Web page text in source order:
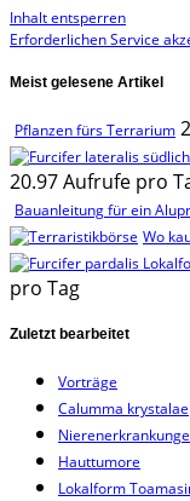
Inhalt entsperren
Erforderlichen Service
Meist gelesene Artikel
Pflanzen fürs Terrarium
20.97 Aufrufe pro
Bauanleitung für ein
Wo
pro Tag
Zuletzt bearbeitet
Vorträge
Calumma krystalae
Hauttumore
Lokalform